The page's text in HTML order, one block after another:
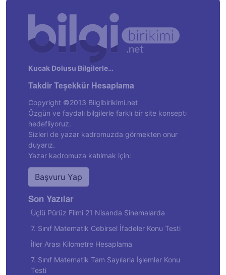
Kucak Dolusu Bilgilerle…
Takdir Teşekkür Hesaplama
Copyright ©2013 Bilgibirikimi.net
Özgün ve faydalı bilgilerle farklı bir site konsepti
hedefliyoruz.
Sizleri de yazar kadromuzda görmekten onur
duyarız.
Yazar kadromuza katılmak için:
Başvuru Yap
Son Yazılar
Üçlü Pürüz Filmi 21 Nisanda Sinemalarda
7. Sınıf Matematik Cebirsel İfadeler Konu Testi
İller Arası Kilometre Hesaplama
7. Sınıf Matematik Tam Sayılarla İşlemler Konu
Testi